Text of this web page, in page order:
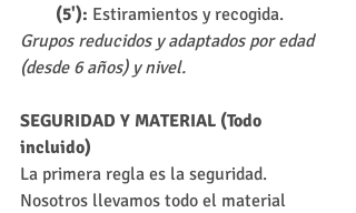
(5'): Estiramientos y recogida.
Grupos reducidos y adaptados por edad
(desde 6 años) y nivel.
SEGURIDAD Y MATERIAL (Todo
incluido)
La primera regla es la seguridad.
Nosotros llevamos todo el material